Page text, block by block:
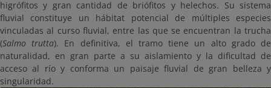
higrófitos y gran cantidad de briófitos y helechos. Su sistema
fluvial constituye un hábitat potencial de múltiples especies
vinculadas al curso fluvial, entre las que se encuentran la trucha
(Salmo trutta). En definitiva, el tramo tiene un alto grado de
naturalidad, en gran parte a su aislamiento y la dificultad de
acceso al río y conforma un paisaje fluvial de gran belleza y
singularidad.